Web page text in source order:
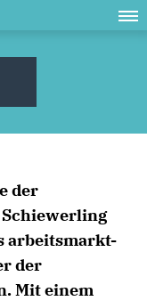
der
Schiewerling
arbeitsmarkt-
der
Mit einem